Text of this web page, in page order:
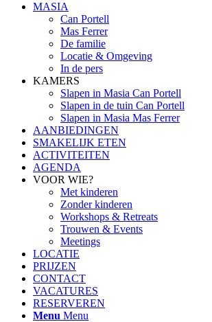
MASIA
Can Portell
Mas Ferrer
De familie
Locatie & Omgeving
In de pers
KAMERS
Slapen in Masia Can Portell
Slapen in de tuin Can Portell
Slapen in Masia Mas Ferrer
AANBIEDINGEN
SMAKELIJK ETEN
ACTIVITEITEN
AGENDA
VOOR WIE?
Met kinderen
Zonder kinderen
Workshops & Retreats
Trouwen & Events
Meetings
LOCATIE
PRIJZEN
CONTACT
VACATURES
RESERVEREN
Menu Menu